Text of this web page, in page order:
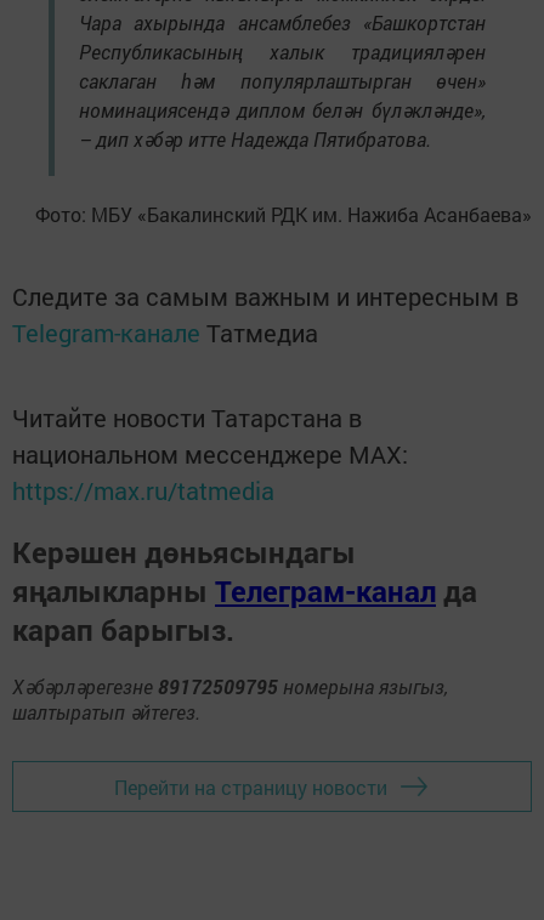
Чара ахырында ансамблебез «Башкортстан
Республикасының халык традицияләрен
саклаган һәм популярлаштырган өчен»
номинациясендә диплом белән бүләкләнде»,
– дип хәбәр итте Надежда Пятибратова.
Фото: МБУ «Бакалинский РДК им. Нажиба Асанбаева»
Следите за самым важным и интересным в
Telegram-канале Татмедиа
Читайте новости Татарстана в
национальном мессенджере MАХ:
https://max.ru/tatmedia
Керәшен дөньясындагы
яңалыкларны Телеграм-канал да
карап барыгыз.
Хәбәрләрегезне 89172509795 номерына языгыз,
шалтыратып әйтегез.
Перейти на страницу новости